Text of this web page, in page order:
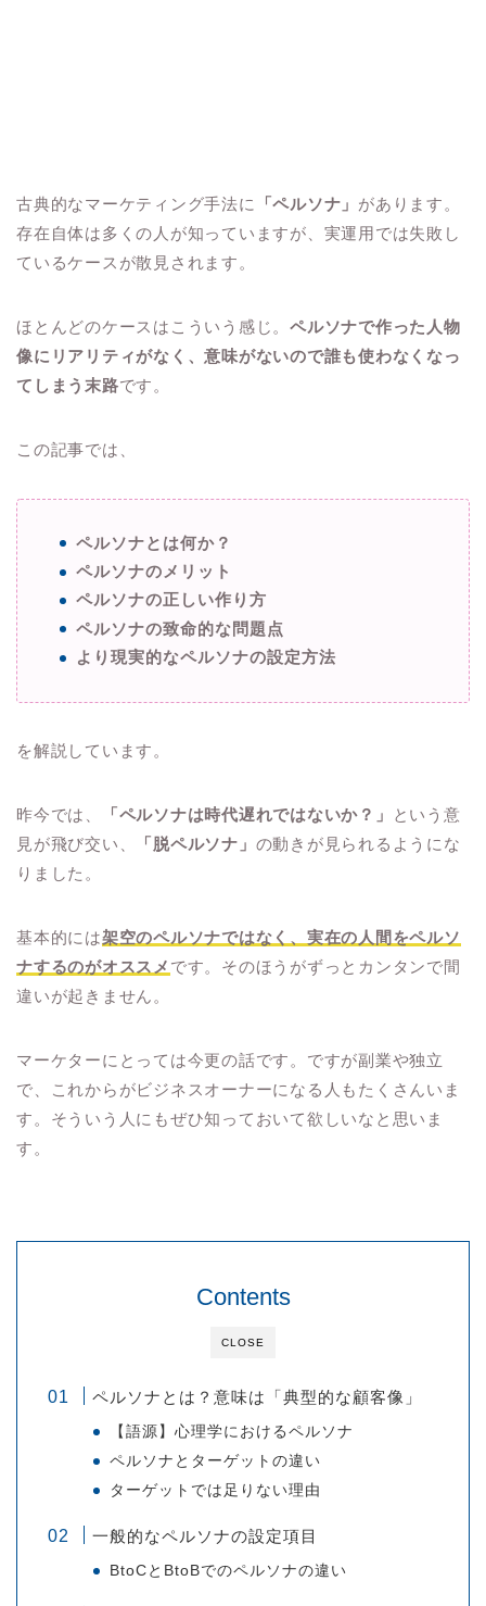
古典的なマーケティング手法に 「ペルソナ」 があります。
存在自体は多くの人が知っていますが、実運用では失敗し
ているケースが散見されます。
ほとんどのケースはこういう感じ。ペルソナで作った人物
像にリアリティがなく、意味がないので誰も使わなくなっ
てしまう末路です。
この記事では、
ペルソナとは何か？
ペルソナのメリット
ペルソナの正しい作り方
ペルソナの致命的な問題点
より現実的なペルソナの設定方法
を解説しています。
昨今では、 「ペルソナは時代遅れではないか？」
という意
見が飛び交い、
「脱ペルソナ」 の動きが見られるようにな
りました。
基本的には架空のペルソナではなく、実在の人間をペルソ
ナするのがオススメ です。そのほうがずっとカンタンで間
違いが起きません。
マーケターにとっては今更の話です。ですが副業や独立
で、これからがビジネスオーナーになる人もたくさんいま
す。そういう人にもぜひ知っておいて欲しいなと思いま
す。
CLOSE
Contents
ペルソナとは？意味は「典型的な顧客像」
【語源】心理学におけるペルソナ
ペルソナとターゲットの違い
ターゲットでは足りない理由
一般的なペルソナの設定項目
BtoCとBtoBでのペルソナの違い